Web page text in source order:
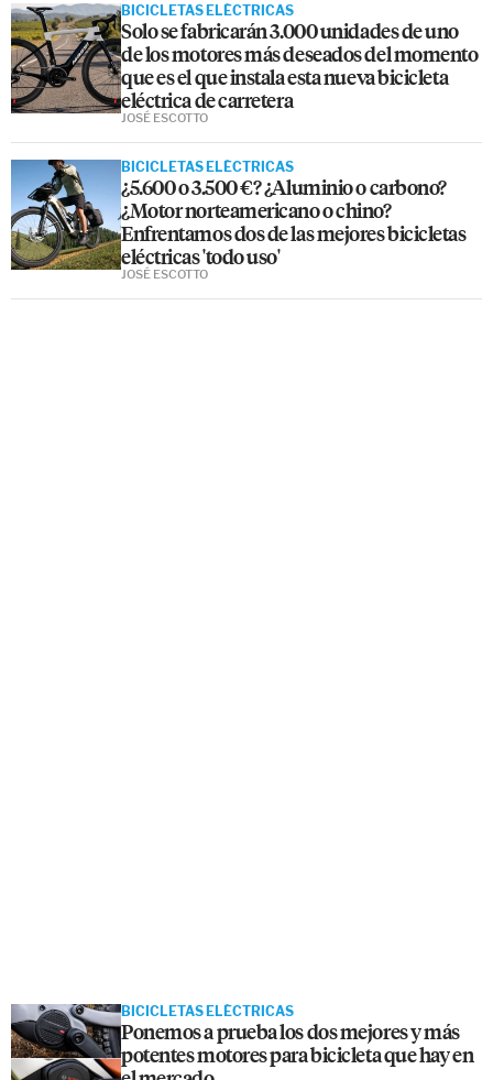
BICICLETAS ELÉCTRICAS
Solo se fabricarán 3.000 unidades de uno
de los motores más deseados del momento
que es el que instala esta nueva bicicleta
eléctrica de carretera
JOSÉ ESCOTTO
BICICLETAS ELÉCTRICAS
¿5.600 o 3.500 €? ¿Aluminio o carbono?
¿Motor norteamericano o chino?
Enfrentamos dos de las mejores bicicletas
eléctricas 'todo uso'
JOSÉ ESCOTTO
BICICLETAS ELÉCTRICAS
Ponemos a prueba los dos mejores y más
potentes motores para bicicleta que hay en